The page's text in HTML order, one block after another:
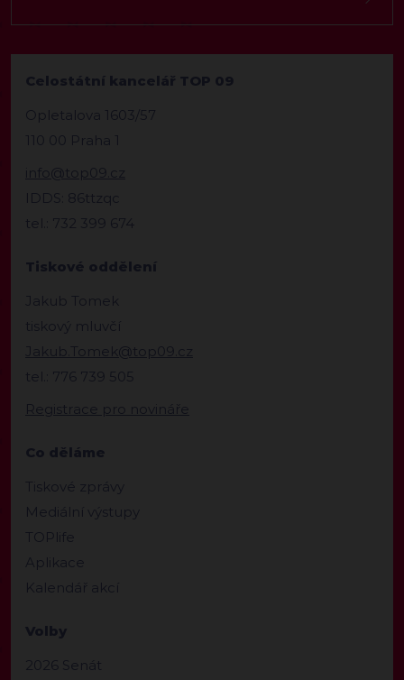
Celostátní kancelář TOP 09
Opletalova 1603/57
110 00 Praha 1
info@top09.cz
IDDS: 86ttzqc
tel.: 732 399 674
Tiskové oddělení
Jakub Tomek
tiskový mluvčí
Jakub.Tomek@top09.cz
tel.: 776 739 505
Registrace pro novináře
Co děláme
Tiskové zprávy
Mediální výstupy
TOPlife
Aplikace
Kalendář akcí
Volby
2026 Senát